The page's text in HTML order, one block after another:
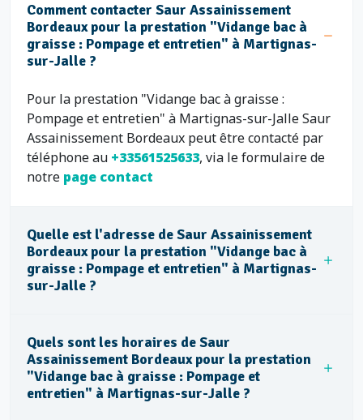
Comment contacter Saur Assainissement
Bordeaux pour la prestation "Vidange bac à
graisse : Pompage et entretien" à Martignas-
sur-Jalle ?
Pour la prestation "Vidange bac à graisse :
Pompage et entretien" à Martignas-sur-Jalle Saur
Assainissement Bordeaux peut être contacté par
téléphone au +33561525633, via le formulaire de
notre page contact
Quelle est l'adresse de Saur Assainissement
Bordeaux pour la prestation "Vidange bac à
graisse : Pompage et entretien" à Martignas-
sur-Jalle ?
Quels sont les horaires de Saur
Assainissement Bordeaux pour la prestation
"Vidange bac à graisse : Pompage et
entretien" à Martignas-sur-Jalle ?